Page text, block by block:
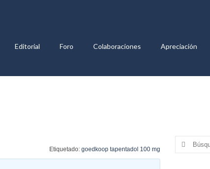
Editorial Foro Colaboraciones Apreciación
Etiquetado: goedkoop tapentadol 100 mg
Buscar